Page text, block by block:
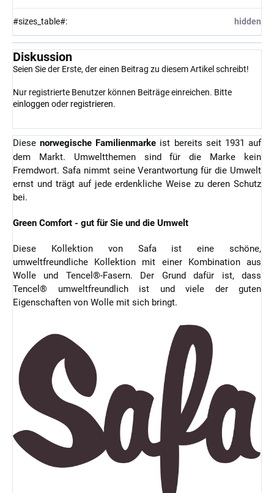
#sizes_table#: hidden
Diskussion
Seien Sie der Erste, der einen Beitrag zu diesem Artikel schreibt!
Nur registrierte Benutzer können Beiträge einreichen. Bitte
einloggen oder registrieren.
Diesenorwegische Familienmarke ist bereits seit 1931 auf
dem Markt. Umweltthemen sind für die Marke kein
Fremdwort. Safa nimmt seine Verantwortung für die Umwelt
ernst und trägt auf jede erdenkliche Weise zu deren Schutz
bei.
Green Comfort - gut für Sie und die Umwelt
Diese Kollektion von Safa ist eine schöne,
umweltfreundliche Kollektion mit einer Kombination aus
Wolle und Tencel®-Fasern. Der Grund dafür ist, dass
Tencel® umweltfreundlich ist und viele der guten
Eigenschaften von Wolle mit sich bringt.